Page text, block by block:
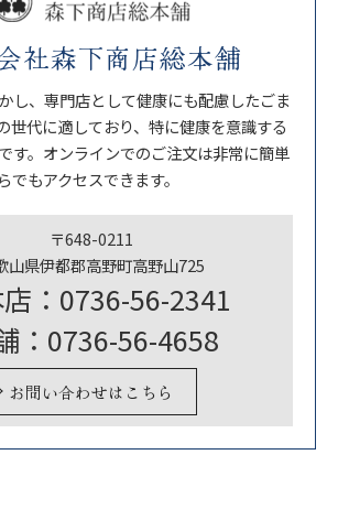
社森下商店総本舗
し、専門店として健康にも配慮したごま
世代に適しており、特に健康を意識する
す。オンラインでのご注文は非常に簡単
でもアクセスできます。
〒648-0211
山県伊都郡高野町高野山725
：0736-56-2341
：0736-56-4658
お問い合わせはこちら